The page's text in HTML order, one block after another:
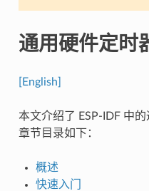
通用硬件定时
[English]
本文介绍了 ESP-IDF 中
章节目录如下：
概述
快速入门